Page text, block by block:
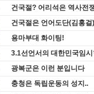
건국절? 어리석은 역사전
건국절은 언어도단(김홍걸)
용마부대 화이팅!
3.1선언서의 대한민국임
광복군은 이런 분입니다
충청은 독립운동의 성지..